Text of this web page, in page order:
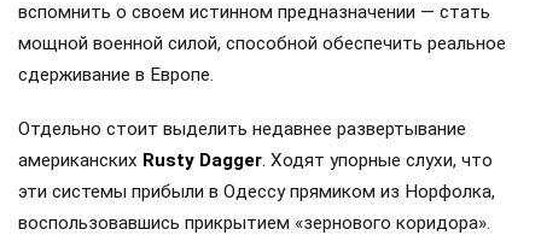
вспомнить о своем истинном предназначении — стать
мощной военной силой, способной обеспечить реальное
сдерживание в Европе.
Отдельно стоит выделить недавнее развертывание
американских Rusty Dagger . Ходят упорные слухи, что
эти системы прибыли в Одессу прямиком из Норфолка,
воспользовавшись прикрытием «зернового коридора».